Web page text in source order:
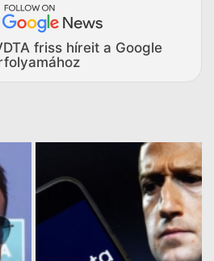
friss híreit a Google